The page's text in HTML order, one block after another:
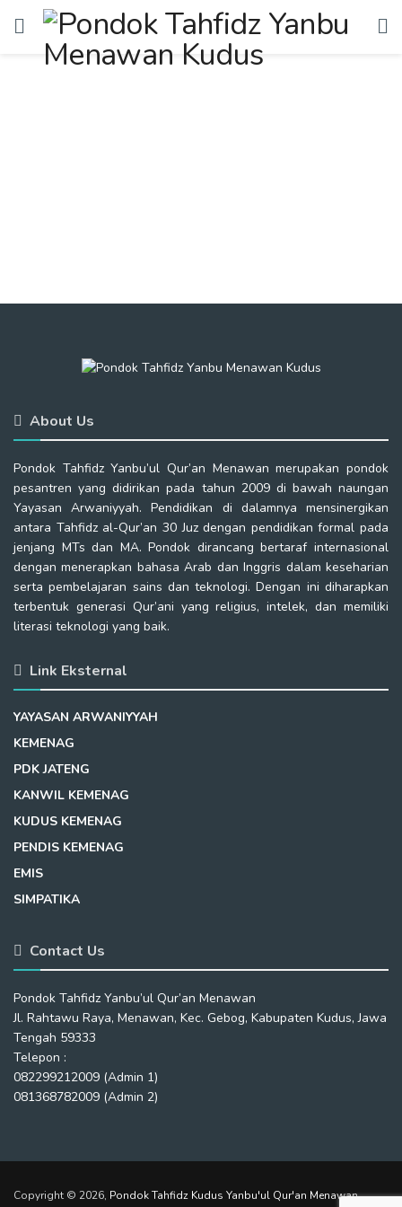
About Us
Pondok Tahfidz Yanbu’ul Qur’an Menawan merupakan pondok
pesantren yang didirikan pada tahun 2009 di bawah naungan
Yayasan Arwaniyyah. Pendidikan di dalamnya mensinergikan
antara Tahfidz al-Qur’an 30 Juz dengan pendidikan formal pada
jenjang MTs dan MA. Pondok dirancang bertaraf internasional
dengan menerapkan bahasa Arab dan Inggris dalam keseharian
serta pembelajaran sains dan teknologi. Dengan ini diharapkan
terbentuk generasi Qur’ani yang religius, intelek, dan memiliki
literasi teknologi yang baik.
Link Eksternal
YAYASAN ARWANIYYAH
KEMENAG
PDK JATENG
KANWIL KEMENAG
KUDUS KEMENAG
PENDIS KEMENAG
EMIS
SIMPATIKA
Contact Us
Pondok Tahfidz Yanbu’ul Qur’an Menawan
Jl. Rahtawu Raya, Menawan, Kec. Gebog, Kabupaten Kudus, Jawa
Tengah 59333
Telepon :
082299212009 (Admin 1)
081368782009 (Admin 2)
Copyright © 2026, Pondok Tahfidz Kudus Yanbu'ul Qur'an Menawan